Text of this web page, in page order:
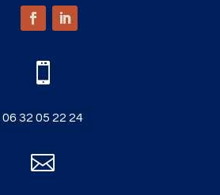

06 32 05 22 24
